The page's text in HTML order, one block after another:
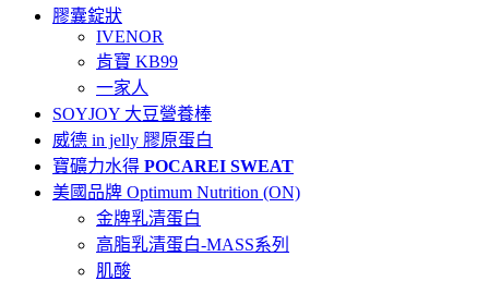
膠囊錠狀
IVENOR
肯寶 KB99
一家人
SOYJOY 大豆營養棒
威德 in jelly 膠原蛋白
寶礦力水得 POCAREI SWEAT
美國品牌 Optimum Nutrition (ON)
金牌乳清蛋白
高脂乳清蛋白-MASS系列
肌酸